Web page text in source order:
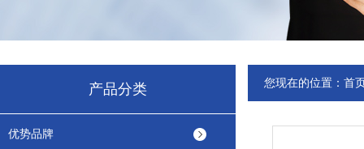
产品分类
优势品牌
您现在的位置： 首